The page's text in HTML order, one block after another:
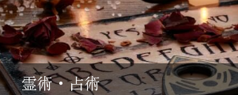
霊術・占術